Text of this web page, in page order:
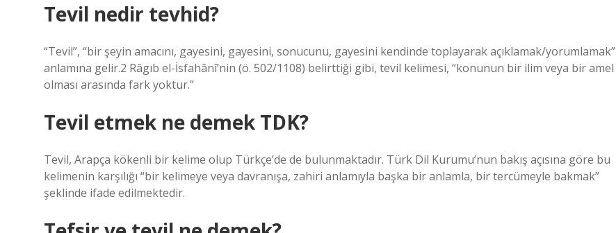
Tevil nedir tevhid?
“Tevil”, “bir şeyin amacını, gayesini, gayesini, sonucunu, gayesini kendinde toplayarak açıklamak/yorumlamak”
anlamına gelir.2 Râgıb el-İsfahânî’nin (ö. 502/1108) belirttiği gibi, tevil kelimesi, “konunun bir ilim veya bir amel
olması arasında fark yoktur.”
Tevil etmek ne demek TDK?
Tevil, Arapça kökenli bir kelime olup Türkçe’de de bulunmaktadır. Türk Dil Kurumu’nun bakış açısına göre bu
kelimenin karşılığı “bir kelimeye veya davranışa, zahiri anlamıyla başka bir anlamla, bir tercümeyle bakmak”
şeklinde ifade edilmektedir.